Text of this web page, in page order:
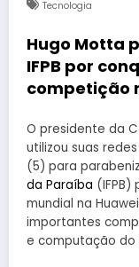
Tecnologia
Hugo Motta
IFPB por
competição
O presidente da
utilizou suas
(5) para
da Paraíba
mundial na
importantes
e computação do